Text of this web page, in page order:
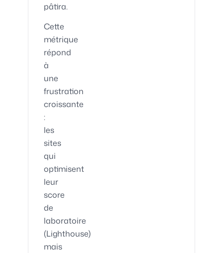
pâtira.
Cette
métrique
répond
à
une
frustration
croissante
:
les
sites
qui
optimisent
leur
score
de
laboratoire
(Lighthouse)
mais